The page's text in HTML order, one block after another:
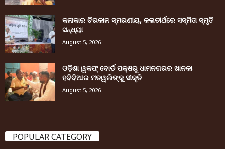
କଳାକାର ଚିରକାଳ ସ୍ମରଣୀୟ, କଳାତୀର୍ଥରେ ସସ୍ମିତା ସ୍ମୃତି
ସନ୍ଧ୍ୟା
August 5, 2026
ଓଡ଼ିଶା ୱକଫ୍ ବୋର୍ଡ ପକ୍ଷରୁ ଧାମନଗରର ଖାନକା
ହବିବିଆର ମତୱଲିଙ୍କୁ ସୀକୃତି
August 5, 2026
POPULAR CATEGORY